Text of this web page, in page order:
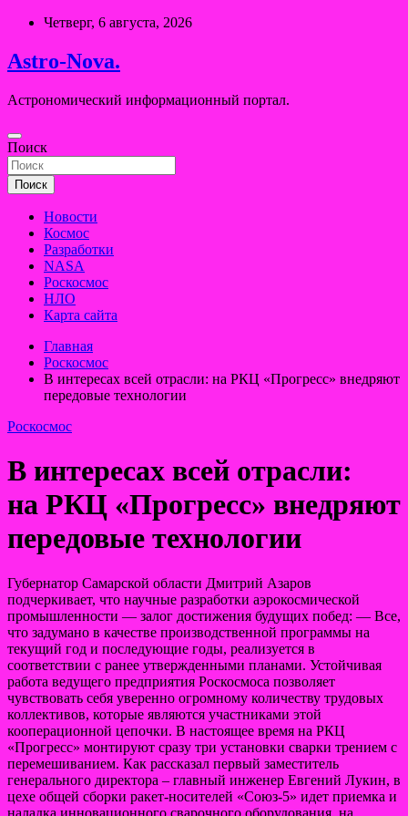
Перейти
содержимому
Четверг, 6 августа, 2026
Astro-Nova.
Астрономический информационный портал.
Поиск
Поиск
Новости
Космос
Разработки
NASA
Роскосмос
НЛО
Карта сайта
Главная
Роскосмос
В интересах всей отрасли: на РКЦ «Прогресс» внедряют
передовые технологии
Роскосмос
В интересах всей отрасли:
на РКЦ «Прогресс» внедряют
передовые технологии
Губернатор Самарской области Дмитрий Азаров
подчеркивает, что научные разработки аэрокосмической
промышленности — залог достижения будущих побед: — Все,
что задумано в качестве производственной программы на
текущий год и последующие годы, реализуется в
соответствии с ранее утвержденными планами. Устойчивая
работа ведущего предприятия Роскосмоса позволяет
чувствовать себя уверенно огромному количеству трудовых
коллективов, которые являются участниками этой
кооперационной цепочки. В настоящее время на РКЦ
«Прогресс» монтируют сразу три установки сварки трением с
перемешиванием. Как рассказал первый заместитель
генерального директора – главный инженер Евгений Лукин, в
цехе общей сборки ракет-носителей «Союз-5» идет приемка и
наладка инновационного сварочного оборудования, на